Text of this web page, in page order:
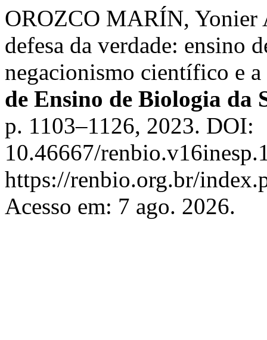
OROZCO MARÍN, Yonier
defesa da verdade: ensino
negacionismo científico e
de Ensino de Biologia da
p. 1103–1126, 2023. DOI:
10.46667/
https://renbio.org.br/
Acesso em: 7 ago. 2026.